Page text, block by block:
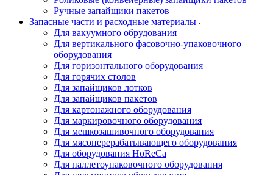
Ручные запайщики пакетов
Запасные части и расходные материалы
Для вакуумного обрудования
Для вертикального фасовочно-упаковочного
оборудования
Для горизонтального оборудования
Для горячих столов
Для запайщиков лотков
Для запайщиков пакетов
Для картонажного оборудования
Для маркировочного оборудования
Для мешкозашивочного оборудования
Для мясоперерабатывающего оборудования
Для оборудования HoReCa
Для паллетоупаковочного оборудования